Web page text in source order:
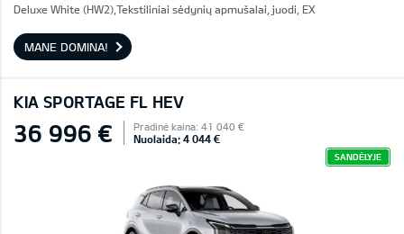
Deluxe White (HW2),Tekstiliniai sėdynių apmušalai, juodi, EX
MANE DOMINA!
KIA SPORTAGE FL HEV
36 996 € Pradinė kaina: 41 040 €
Nuolaida: 4 044 €
SANDĖLYJE